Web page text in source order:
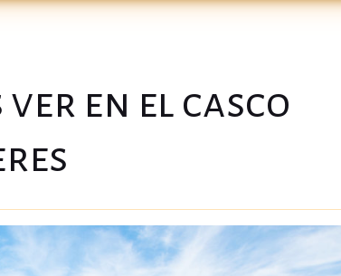
ver en el casco